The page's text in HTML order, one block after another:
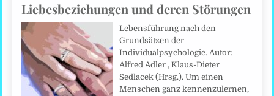
Liebesbeziehungen und deren Störungen
Lebensführung nach den
Grundsätzen der
Individualpsychologie. Autor:
Alfred Adler , Klaus-Dieter
Sedlacek (Hrsg.). Um einen
Menschen ganz kennenzulernen,